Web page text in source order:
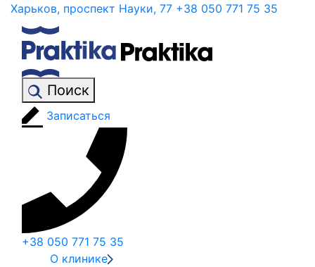
Харьков, проспект Науки, 77 +38 050 771 75 35
Поиск
Записаться
+38 050 771 75 35
О клинике